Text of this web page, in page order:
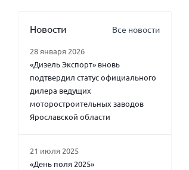
Новости Все новости
28 января 2026
«Дизель Экспорт» вновь
подтвердил статус официального
дилера ведущих
моторостроительных заводов
Ярославской области
21 июля 2025
«День поля 2025»